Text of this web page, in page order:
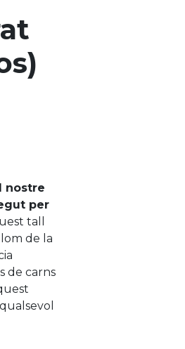
nostre
per
tall
de la
de carns